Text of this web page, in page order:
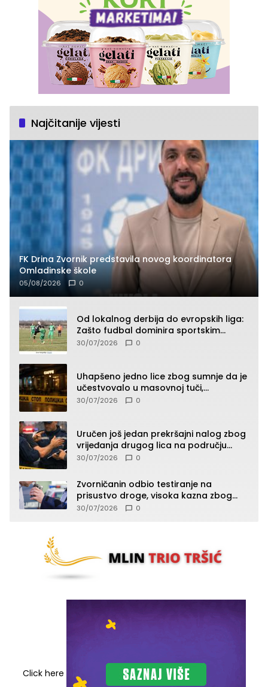
Najčitanije vijesti
FK Drina Zvornik predstavila novog koordinatora
Omladinske škole
05/08/2026 0
Od lokalnog derbija do evropskih liga:
Zašto fudbal dominira sportskim
klađenjem
30/07/2026 0
Uhapšeno jedno lice zbog sumnje da je
učestvovalo u masovnoj tuči,
maloljetnik zadobio povrede
30/07/2026 0
Uručen još jedan prekršajni nalog zbog
vrijeđanja drugog lica na području
Zvornika
30/07/2026 0
Zvorničanin odbio testiranje na
prisustvo droge, visoka kazna zbog
kršenja Zakona o osnovama
30/07/2026 0
Click here